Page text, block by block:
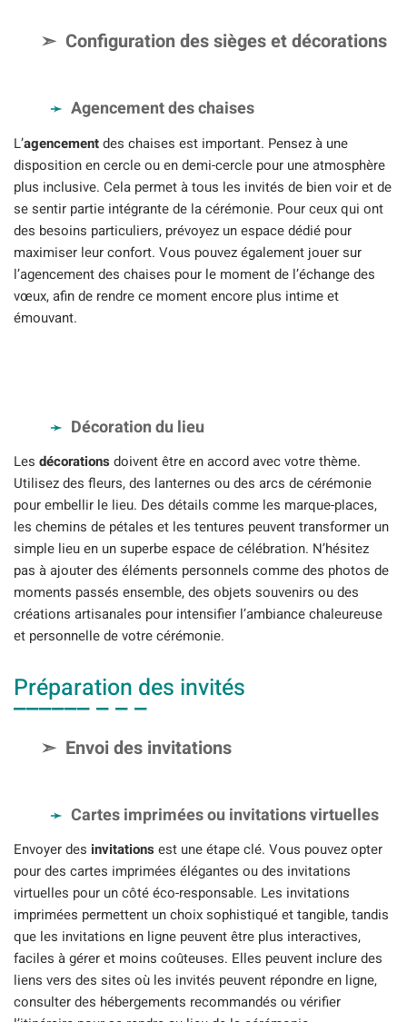
Configuration des sièges et décorations
Agencement des chaises
L’agencementdes chaises est important. Pensez à une
disposition en cercle ou en demi-cercle pour une atmosphère
plus inclusive. Cela permet à tous les invités de bien voir et de
se sentir partie intégrante de la cérémonie. Pour ceux qui ont
des besoins particuliers, prévoyez un espace dédié pour
maximiser leur confort. Vous pouvez également jouer sur
l’agencement des chaises pour le moment de l’échange des
vœux, afin de rendre ce moment encore plus intime et
émouvant.
Décoration du lieu
Les décorationsdoivent être en accord avec votre thème.
Utilisez des fleurs, des lanternes ou des arcs de cérémonie
pour embellir le lieu. Des détails comme les marque-places,
les chemins de pétales et les tentures peuvent transformer un
simple lieu en un superbe espace de célébration. N’hésitez
pas à ajouter des éléments personnels comme des photos de
moments passés ensemble, des objets souvenirs ou des
créations artisanales pour intensifier l’ambiance chaleureuse
et personnelle de votre cérémonie.
Préparation des invités
Envoi des invitations
Cartes imprimées ou invitations virtuelles
Envoyer des invitationsest une étape clé. Vous pouvez opter
pour des cartes imprimées élégantes ou des invitations
virtuelles pour un côté éco-responsable. Les invitations
imprimées permettent un choix sophistiqué et tangible, tandis
que les invitations en ligne peuvent être plus interactives,
faciles à gérer et moins coûteuses. Elles peuvent inclure des
liens vers des sites où les invités peuvent répondre en ligne,
consulter des hébergements recommandés ou vérifier